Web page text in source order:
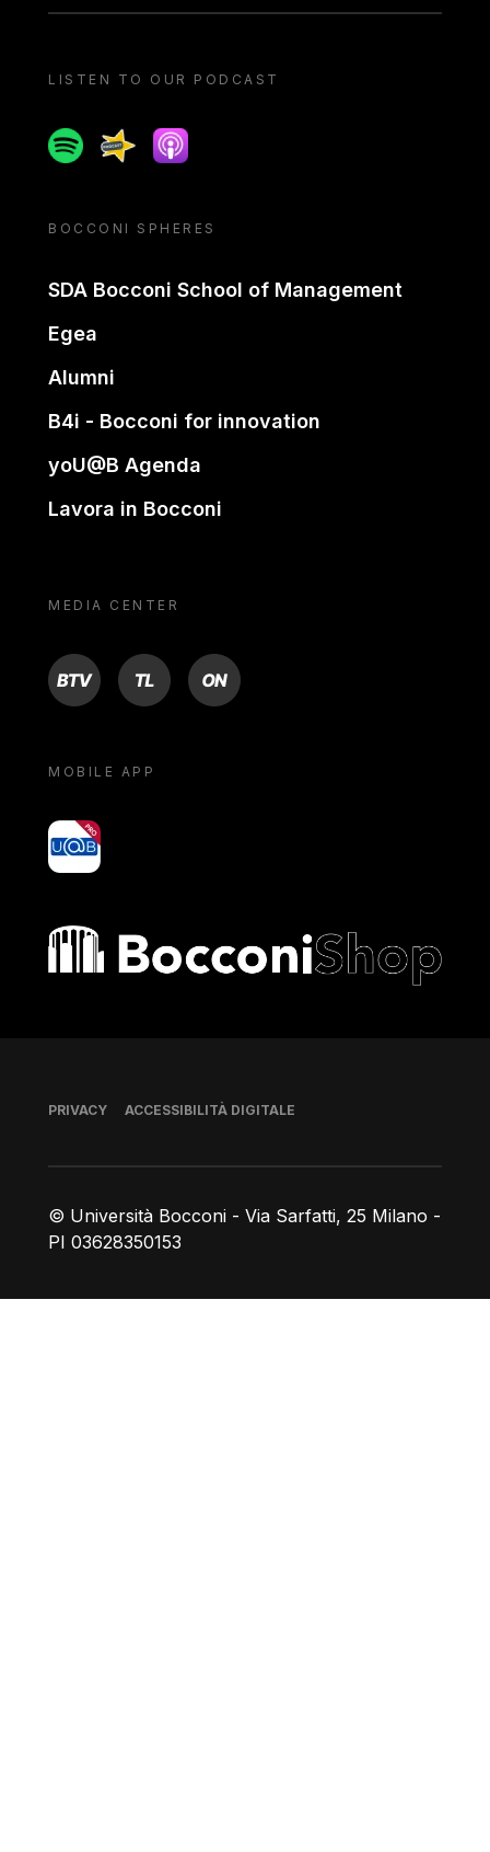
LISTEN TO OUR PODCAST
SpotifySpreakerApple podcast
BOCCONI SPHERES
SDA Bocconi School of Management
Egea
Alumni
B4i - Bocconi for innovation
yoU@B Agenda
Lavora in Bocconi
MEDIA CENTER
BTV TL ON
MOBILE APP
yoU@B
Bocconi shop
© Università Bocconi - Via Sarfatti, 25 Milano -
PI 03628350153
Piè di pagina
PRIVACY ACCESSIBILITÀ DIGITALE